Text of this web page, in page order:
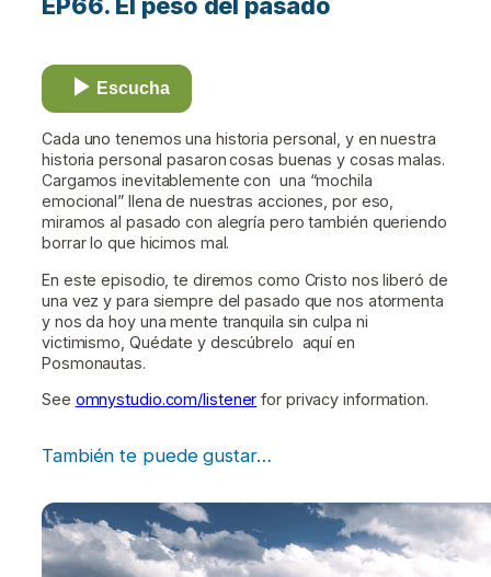
Escucha
Cada uno tenemos una historia personal, y en nuestra
historia personal pasaron cosas buenas y cosas malas.
Cargamos inevitablemente con una “mochila
emocional” llena de nuestras acciones, por eso,
miramos al pasado con alegría pero también queriendo
borrar lo que hicimos mal.
En este episodio, te diremos como Cristo nos liberó de
una vez y para siempre del pasado que nos atormenta
y nos da hoy una mente tranquila sin culpa ni
victimismo, Quédate y descúbrelo aquí en
Posmonautas.
See omnystudio.com/listener for privacy information.
También te puede gustar…